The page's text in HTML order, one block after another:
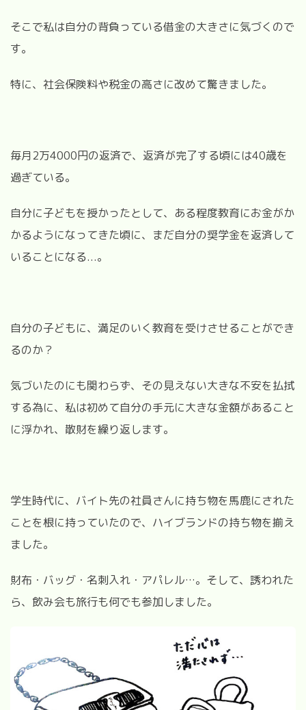
そこで私は自分の背負っている借金の大きさに気づくので
す。
特に、社会保険料や税金の高さに改めて驚きました。
毎月2万4000円の返済で、返済が完了する頃には40歳を
過ぎている。
自分に子どもを授かったとして、ある程度教育にお金がか
かるようになってきた頃に、まだ自分の奨学金を返済して
いることになる...。
自分の子どもに、満足のいく教育を受けさせることができ
るのか？
気づいたのにも関わらず、その見えない大きな不安を払拭
する為に、私は初めて自分の手元に大きな金額があること
に浮かれ、散財を繰り返します。
学生時代に、バイト先の社員さんに持ち物を馬鹿にされた
ことを根に持っていたので、ハイブランドの持ち物を揃え
ました。
財布・バッグ・名刺入れ・アパレル…。そして、誘われた
ら、飲み会も旅行も何でも参加しました。